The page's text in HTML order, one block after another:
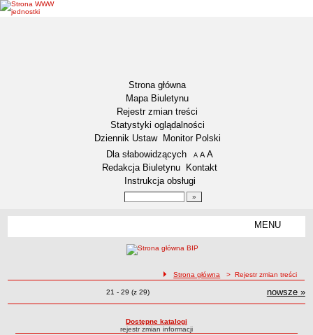
Strona główna
Mapa Biuletynu
Rejestr zmian treści
Statystyki oglądalności
Dziennik Ustaw
Monitor Polski
Menu dodatkowe
Dla słabowidzących A pomniejsz czcionkę
A standardowy rozmiar czcionki
A
Redakcja Biuletynu
Kontakt
Instrukcja obsługi
MENU
ścieżka nawigacji
Strona główna > Rejestr zmian treści
Zmiany o pozycjach
21 - 29 (z 29) nowsze»
Dostępne katalogi
rejestr zmian informacji